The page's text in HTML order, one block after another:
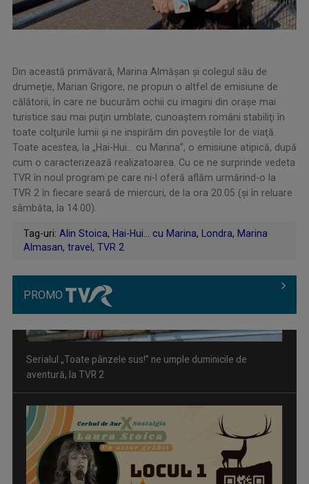
Din această primăvară, Marina Almăşan şi colegul său de
drumeţie, Marian Grigore, ne propun o altfel de emisiune de
călătorii, în care ne bucurăm ochii cu imagini din oraşe mai
turistice sau mai puţin umblate, cunoaştem români stabiliţi în
toate colţurile lumii şi ne inspirăm din poveştile lor de viaţă.
Toate acestea, la „Hai-Hui… cu Marina”, o emisiune atipică, după
cum o caracterizează realizatoarea. Cu ce ne surprinde vedeta
TVR în noul program pe care ni-l oferă aflăm urmărind-o la
TVR 2 în fiecare seară de miercuri, de la ora 20.05 (şi în reluare
sâmbăta, la 14.00).
Tag-uri: Alin Stoica, Hai-Hui… cu Marina, Londra, Marina
Almasan, travel, TVR 2
PROMO